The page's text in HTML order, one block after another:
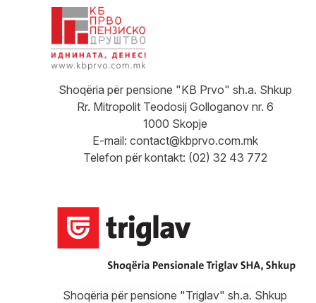
Shoqëria për pensione "KB Prvo" sh.a. Shkup
Rr. Mitropolit Teodosij Golloganov nr. 6
1000 Skopje
E-mail: contact@kbprvo.com.mk
Telefon për kontakt: (02) 32 43 772
Shoqëria për pensione "Triglav" sh.a. Shkup